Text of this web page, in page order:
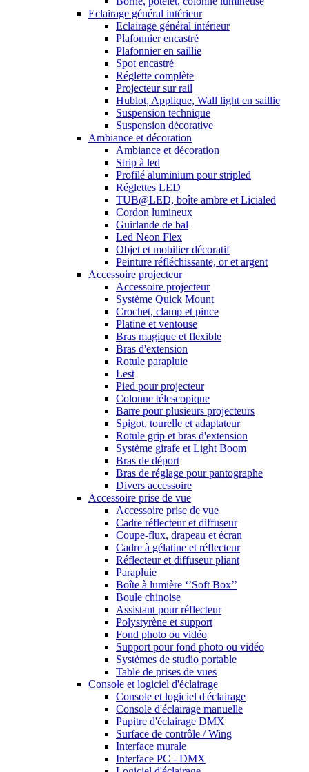
Eclairage général intérieur
Eclairage général intérieur
Plafonnier encastré
Plafonnier en saillie
Spot encastré
Réglette complète
Projecteur sur rail
Hublot, Applique, Wall light en saillie
Suspension technique
Suspension décorative
Ambiance et décoration
Ambiance et décoration
Strip à led
Profilé aluminium pour stripled
Réglettes LED
TUB@LED, boîte ambre et Licialed
Cordon lumineux
Guirlande de bal
Led Neon Flex
Objet et mobilier décoratif
Peinture réfléchissante, or et argent
Accessoire projecteur
Accessoire projecteur
Système Quick Mount
Crochet, clamp et pince
Platine et ventouse
Bras magique et flexible
Bras d'extension
Rotule parapluie
Lest
Pied pour projecteur
Colonne télescopique
Barre pour plusieurs projecteurs
Spigot, tourelle et adaptateur
Rotule grip et bras d'extension
Système girafe et Light Boom
Bras de déport
Bras de réglage pour pantographe
Divers accessoire
Accessoire prise de vue
Accessoire prise de vue
Cadre réflecteur et diffuseur
Coupe-flux, drapeau et écran
Cadre à gélatine et réflecteur
Réflecteur et diffuseur pliant
Parapluie
Boîte à lumière ‘’Soft Box’’
Boule chinoise
Assistant pour réflecteur
Polystyrène et support
Fond photo ou vidéo
Support pour fond photo ou vidéo
Systèmes de studio portable
Table de prises de vues
Console et logiciel d'éclairage
Console et logiciel d'éclairage
Console d'éclairage manuelle
Pupitre d'éclairage DMX
Surface de contrôle / Wing
Interface murale
Interface PC - DMX